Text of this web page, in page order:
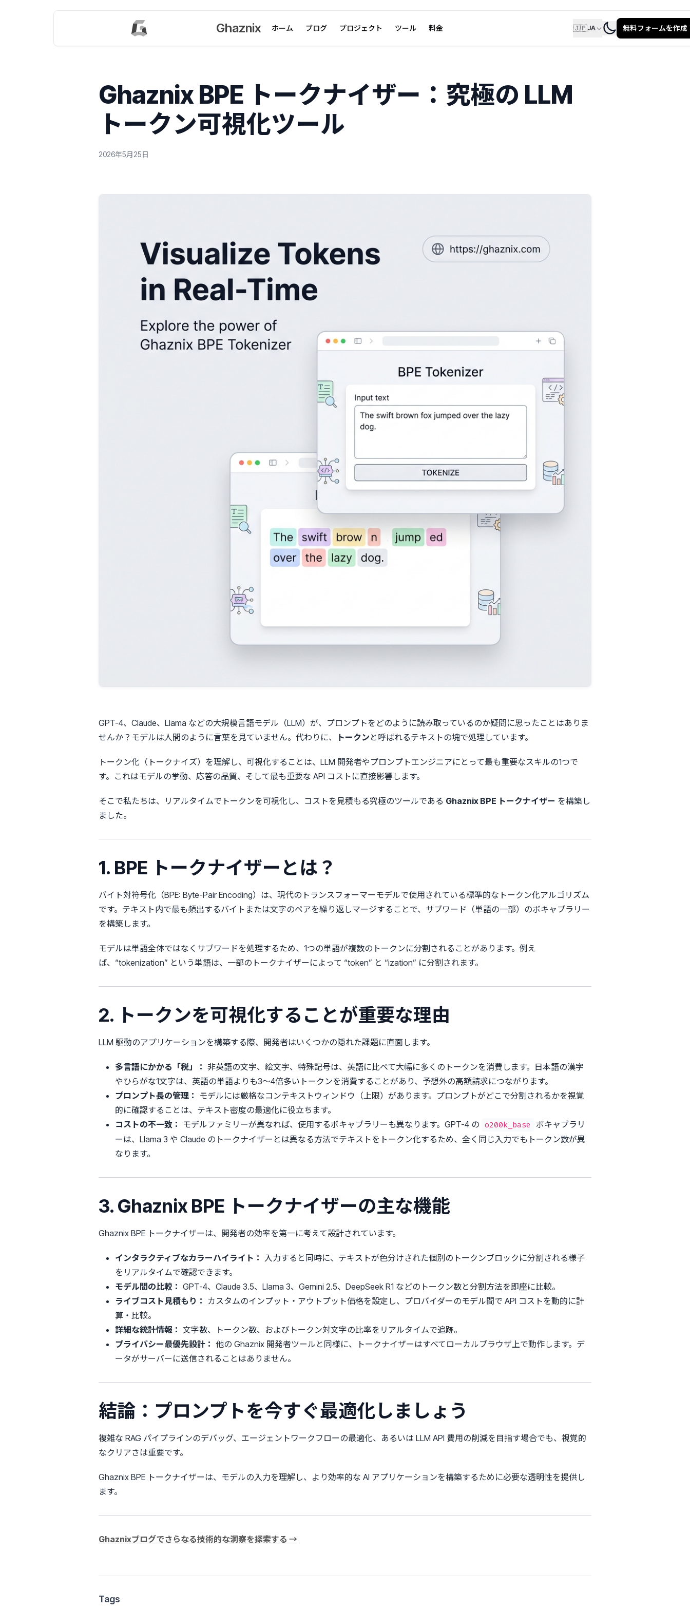
Ghaznix ホーム ブログ プロジェクト ツール 料金 🇯🇵JA 無料フォームを作成
Ghaznix BPE トークナイザー：究極の LLM
トークン可視化ツール
2026年5月25日
GPT-4、Claude、Llama などの大規模言語モデル（LLM）が、プロンプトをどのように読み取っているのか疑問に思ったことはありま
せんか？モデルは人間のように言葉を見ていません。代わりに、
トークン と呼ばれるテキストの塊で処理しています。
トークン化（トークナイズ）を理解し、可視化することは、LLM 開発者やプロンプトエンジニアにとって最も重要なスキルの1つで
す。これはモデルの挙動、応答の品質、そして最も重要な API コストに直接影響します。
そこで私たちは、リアルタイムでトークンを可視化し、コストを見積もる究極のツールである Ghaznix BPE トークナイザー を構築し
ました。
1. BPE トークナイザーとは？
バイト対符号化（BPE: Byte-Pair Encoding）は、現代のトランスフォーマーモデルで使用されている標準的なトークン化アルゴリズム
です。テキスト内で最も頻出するバイトまたは文字のペアを繰り返しマージすることで、サブワード（単語の一部）のボキャブラリー
を構築します。
モデルは単語全体ではなくサブワードを処理するため、1つの単語が複数のトークンに分割されることがあります。例え
ば、“tokenization” という単語は、一部のトークナイザーによって “token” と “ization” に分割されます。
2. トークンを可視化することが重要な理由
LLM 駆動のアプリケーションを構築する際、開発者はいくつかの隠れた課題に直面します。
多言語にかかる「税」： 非英語の文字、絵文字、特殊記号は、英語に比べて大幅に多くのトークンを消費します。日本語の漢字
やひらがな1文字は、英語の単語よりも3〜4倍多いトークンを消費することがあり、予想外の高額請求につながります。
プロンプト長の管理：
モデルには厳格なコンテキストウィンドウ（上限）があります。プロンプトがどこで分割されるかを視覚
的に確認することは、テキスト密度の最適化に役立ちます。
コストの不一致：
モデルファミリーが異なれば、使用するボキャブラリーも異なります。GPT-4 の o200k_base
ボキャブラリ
ーは、Llama 3 や Claude のトークナイザーとは異なる方法でテキストをトークン化するため、全く同じ入力でもトークン数が異
なります。
3. Ghaznix BPE トークナイザーの主な機能
Ghaznix BPE トークナイザーは、開発者の効率を第一に考えて設計されています。
インタラクティブなカラーハイライト： 入力すると同時に、テキストが色分けされた個別のトークンブロックに分割される様子
をリアルタイムで確認できます。
モデル間の比較： GPT-4、Claude 3.5、Llama 3、Gemini 2.5、DeepSeek R1 などのトークン数と分割方法を即座に比較。
ライブコスト見積もり：
カスタムのインプット・アウトプット価格を設定し、プロバイダーのモデル間で API コストを動的に計
算・比較。
詳細な統計情報： 文字数、トークン数、およびトークン対文字の比率をリアルタイムで追跡。
プライバシー最優先設計： 他の Ghaznix 開発者ツールと同様に、トークナイザーはすべてローカルブラウザ上で動作します。デ
ータがサーバーに送信されることはありません。
結論：プロンプトを今すぐ最適化しましょう
複雑な RAG パイプラインのデバッグ、エージェントワークフローの最適化、あるいは LLM API 費用の削減を目指す場合でも、視覚的
なクリアさは重要です。
Ghaznix BPE トークナイザーは、モデルの入力を理解し、より効率的な AI アプリケーションを構築するために必要な透明性を提供し
ます。
Ghaznixブログでさらなる技術的な洞察を探索する →
Tags